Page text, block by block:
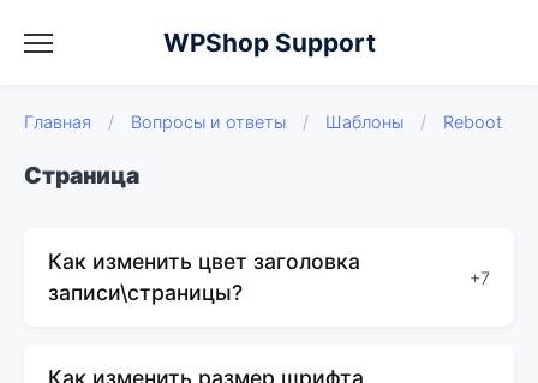
WPShop Support
Главная / Вопросы и ответы / Шаблоны / Reboot
Страница
Как изменить цвет заголовка
записи\страницы?
+7
Как изменить размер шрифта